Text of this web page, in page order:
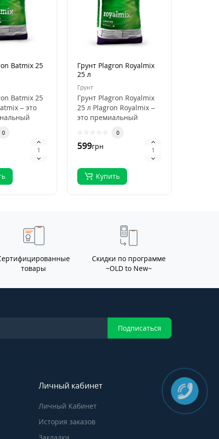
Batmix 25
Batmix 25
– это
0
Грунт Plagron Royalmix
25 л
Грунт
Грунт Plagron Royalmix
25 л Plagron Royalmix –
это премиальный
органического в..
0
599грн
Купить
товары
Скидки по программе
~OLD to New~
Подписаться
Личный кабинет
Личный Кабинет
История заказов